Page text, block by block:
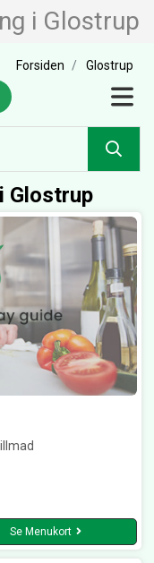
i Glostrup
Forsiden Glostrup
Glostrup
Se Menukort